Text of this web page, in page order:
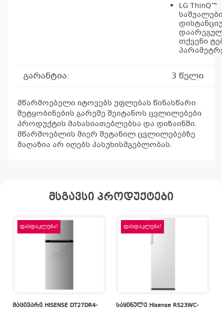
LG
თქვენი
გარანტია: 3 წელი
მწარმოებელი იტოვებს უფლებას წინასწარი
შეტყობინების გარეშე შეიტანოს ცვლილებები
პროდუქტის მახასიათებლებსა და დიზაინში.
მწარმოებლის მიერ შეტანილ ცვლილებებზე
მაღაზია არ იღებს პასუხისმგებლობას.
მსგავსი პროდუქტები
ფასდაკლება!
მაცივარი HISENSE DT27DR4-
ფასდაკლება!
საყინულე Hisense RS23WC-